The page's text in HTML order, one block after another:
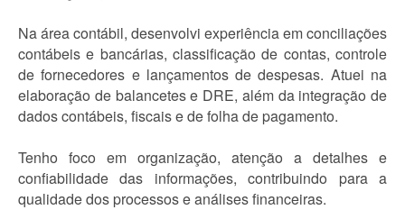
Na área contábil, desenvolvi experiência em conciliações
contábeis e bancárias, classificação de contas, controle
de fornecedores e lançamentos de despesas. Atuei na
elaboração de balancetes e DRE, além da integração de
dados contábeis, fiscais e de folha de pagamento.
Tenho foco em organização, atenção a detalhes e
confiabilidade das informações, contribuindo para a
qualidade dos processos e análises financeiras.